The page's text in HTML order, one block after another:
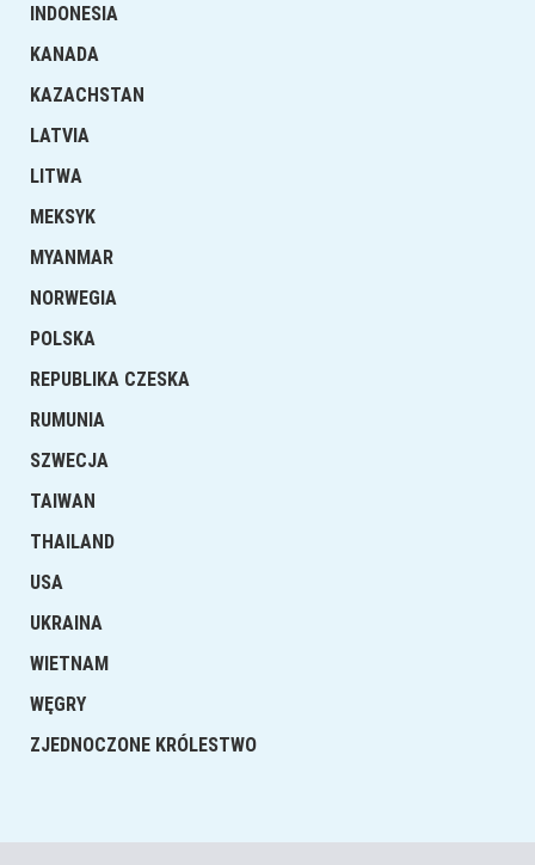
INDONESIA
KANADA
KAZACHSTAN
LATVIA
LITWA
MEKSYK
MYANMAR
NORWEGIA
POLSKA
REPUBLIKA CZESKA
RUMUNIA
SZWECJA
TAIWAN
THAILAND
USA
UKRAINA
WIETNAM
WĘGRY
ZJEDNOCZONE KRÓLESTWO